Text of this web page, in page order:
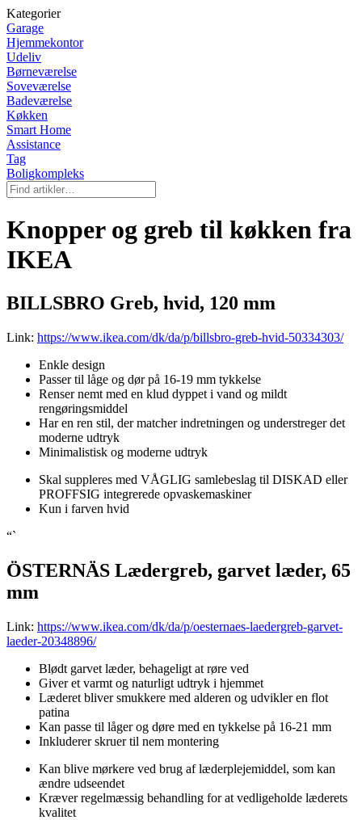
Kategorier
Garage
Hjemmekontor
Udeliv
Børneværelse
Soveværelse
Badeværelse
Køkken
Smart Home
Assistance
Tag
Boligkompleks
Knopper og greb til køkken fra
IKEA
BILLSBRO Greb, hvid, 120 mm
Link: https://www.ikea.com/dk/da/p/billsbro-greb-hvid-50334303/
Enkle design
Passer til låge og dør på 16-19 mm tykkelse
Renser nemt med en klud dyppet i vand og mildt
rengøringsmiddel
Har en ren stil, der matcher indretningen og understreger det
moderne udtryk
Minimalistisk og moderne udtryk
Skal suppleres med VÅGLIG samlebeslag til DISKAD eller
PROFFSIG integrerede opvaskemaskiner
Kun i farven hvid
“`
ÖSTERNÄS Lædergreb, garvet læder, 65
mm
Link: https://www.ikea.com/dk/da/p/oesternaes-laedergreb-garvet-
laeder-20348896/
Blødt garvet læder, behageligt at røre ved
Giver et varmt og naturligt udtryk i hjemmet
Læderet bliver smukkere med alderen og udvikler en flot
patina
Kan passe til låger og døre med en tykkelse på 16-21 mm
Inkluderer skruer til nem montering
Kan blive mørkere ved brug af læderplejemiddel, som kan
ændre udseendet
Kræver regelmæssig behandling for at vedligeholde læderets
kvalitet